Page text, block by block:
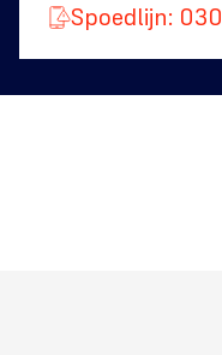
Spoedlijn: